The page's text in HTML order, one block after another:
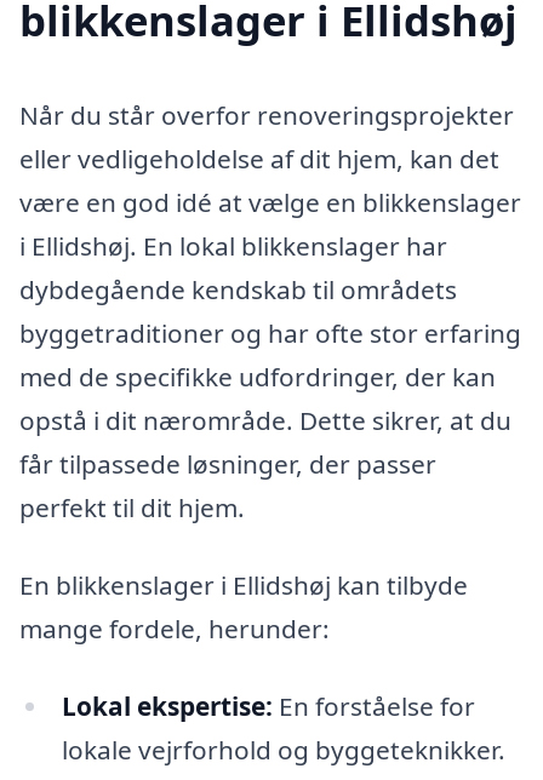
blikkenslager i Ellidshøj
Når du står overfor renoveringsprojekter
eller vedligeholdelse af dit hjem, kan det
være en god idé at vælge en blikkenslager
i Ellidshøj. En lokal blikkenslager har
dybdegående kendskab til områdets
byggetraditioner og har ofte stor erfaring
med de specifikke udfordringer, der kan
opstå i dit nærområde. Dette sikrer, at du
får tilpassede løsninger, der passer
perfekt til dit hjem.
En blikkenslager i Ellidshøj kan tilbyde
mange fordele, herunder:
Lokal ekspertise: En forståelse for
lokale vejrforhold og byggeteknikker.